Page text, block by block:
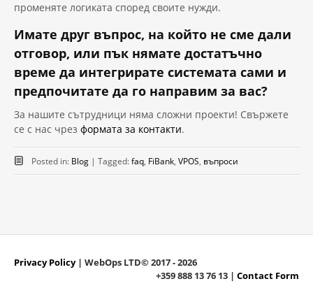
променяте логиката според своите нужди.
Имате друг въпрос, на който не сме дали
отговор, или пък нямате достатъчно
време да интегрирате системата сами и
предпочитате да го направим за вас?
За нашите сътрудници няма сложни проекти! Свържете
се с нас чрез формата за контакти.
Posted in: Blog | Tagged:faq, FiBank, VPOS, въпроси
Privacy Policy| WebOps LTD© 2017 - 2026
+359 888 13 76 13 | Contact Form